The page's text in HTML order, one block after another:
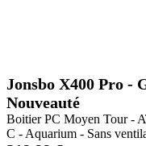
Jonsbo X400 Pro -
Nouveauté
Boitier PC Moyen Tour -
C - Aquarium - Sans